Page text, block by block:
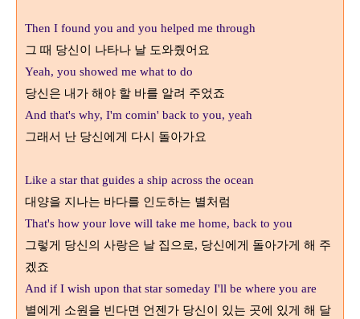
Then I found you and you helped me through
그 때 당신이 나타나 날 도와줬어요
Yeah, you showed me what to do
당신은 내가 해야 할 바를 알려 주었죠
And that's why, I'm comin' back to you, yeah
그래서 난 당신에게 다시 돌아가요
Like a star that guides a ship across the ocean
대양을 지나는 바다를 인도하는 별처럼
That's how your love will take me home, back to you
그렇게 당신의 사랑은 날 집으로, 당신에게 돌아가게 해 주
겠죠
And if I wish upon that star someday I'll be where you are
별에게 소원을 빈다면 언젠가 당신이 있는 곳에 있게 해 달